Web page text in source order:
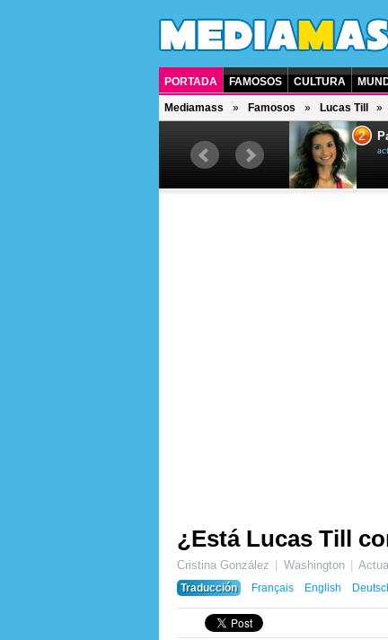
PORTADA FAMOSOS CULTURA
Mediamass Famosos Lucas Till
actor y presentador de televisión
2
¿Está Lucas Till
Cristina González Washington
Traducción
Français English